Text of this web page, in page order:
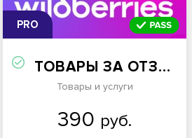
PRO
ТОВАРЫ ЗА ОТЗЫВЫ 🛍 ВБ 🛒 ОЗОН 🏷 КЕШБЭК 🧾 СКИДКИ 💳 ВЫКУПЫ 🏬 ПРОДВИЖЕНИЕ ТОВАРОВ НА WB OZON
Товары и услуги
390 руб.